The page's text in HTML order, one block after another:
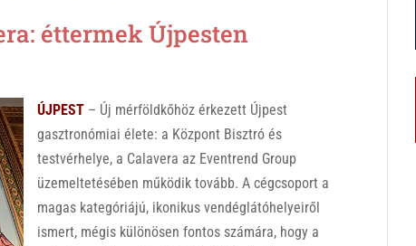
éttermek Újpesten
ÚJPEST – Új mérföldkőhöz érkezett Újpest
gasztronómiai élete: a Központ Bisztró és
testvérhelye, a Calavera az Eventrend Group
üzemeltetésében működik tovább. A cégcsoport a
magas kategóriájú, ikonikus vendéglátóhelyeiről
ismert, mégis különösen fontos számára, hogy a